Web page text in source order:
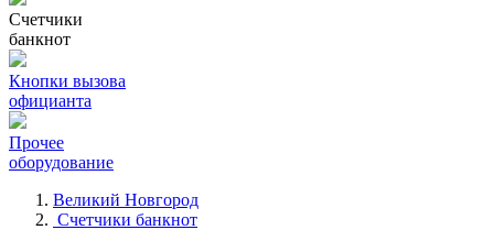
Счетчики
банкнот
Кнопки вызова
официанта
Прочее
оборудование
Великий Новгород
Счетчики банкнот